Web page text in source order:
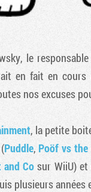
le
en fait en
nos excuses
, la petite
Puddle, Poöf vs
Co sur WiiU)
plusieurs